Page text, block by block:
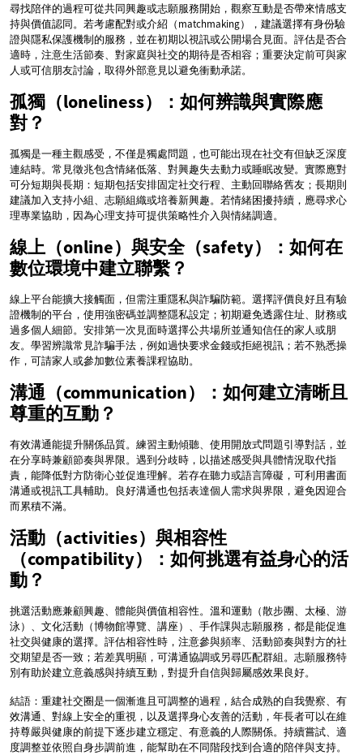
尋找陪伴的過程可從共同興趣或志願服務開始，觀察互動是否帶來情感支
持與價值認同。若考慮配對或介紹（matchmaking），建議選擇有身份驗
證與隱私保護機制的服務，並在初期以視訊或公開場合見面。評估是否合
適時，注意生活節奏、對家庭與社交的期待是否相容；重要決定前可與家
人或可信朋友討論，取得外部意見以避免衝動承諾。
孤獨（loneliness）：如何辨識與實際應
對？
孤獨是一種主觀感受，不僅是獨處問題，也可能出現在社交有但缺乏深度
連結時。常見徵兆包含情緒低落、對興趣失去動力或睡眠改變。實際應對
可分短期與長期：短期包括安排固定社交行程、主動回聯絡舊友；長期則
建議加入支持小組、志願組織或培養新興趣。若情緒困擾持續，應尋求心
理專業協助，因為心理支持可提供策略性介入與情緒調適。
線上（online）與安全（safety）：如何在
數位環境中建立聯繫？
線上平台能擴大接觸面，但需注重隱私與詐騙防範。選擇評價良好且有驗
證機制的平台，使用強密碼並調整隱私設定；初期避免透露住址、財務或
過多個人細節。安排第一次見面時選擇公共場所並通知信任的家人或朋
友。學習辨識常見詐騙手法，例如過快要求金錢或拒絕視訊；若不熟悉操
作，可請家人或參加數位素養課程協助。
溝通（communication）：如何建立清晰且
尊重的互動？
有效溝通能提升關係品質。練習主動傾聽、使用開放式問題引導對話，並
在分享時兼顧節奏與界限。遇到分歧時，以描述感受與具體情況取代指
責，能降低對方防衛心並促進理解。若存在聽力或語言障礙，可利用書面
溝通或視訊工具輔助。良好溝通也包括表達個人需求與界限，避免因迎合
而累積不滿。
活動（activities）與相容性
（compatibility）：如何挑選有益身心的活
動？
挑選活動應兼顧興趣、體能與價值相容性。溫和運動（散步團、太極、游
泳）、文化活動（博物館導覽、講座）、手作課與志願服務，都是能促進
社交與健康的選擇。評估相容性時，注意參與頻率、活動節奏與對方的社
交期望是否一致；若差異明顯，可溝通協調或另尋匹配群組。志願服務特
別有助於建立意義感與持續互動，對提升自信與歸屬感效果良好。
結語：重建社交圈是一個漸進且可調整的過程，結合成熟的自我覺察、有
效溝通、對線上安全的重視，以及選擇身心友善的活動，年長者可以在維
持尊嚴與健康的前提下逐步建立穩定、有意義的人際關係。持續嘗試、適
度調整並依照自身步調前進，能幫助在不同階段找到合適的陪伴與支持。